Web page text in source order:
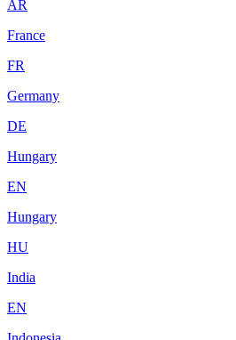
AR
France
FR
Germany
DE
Hungary
EN
Hungary
HU
India
EN